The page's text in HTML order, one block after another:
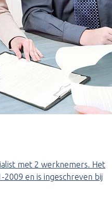
met 2 werknemers. Het
en is ingeschreven bij